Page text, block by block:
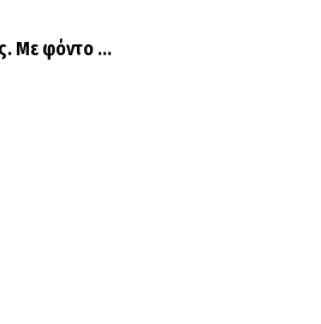
Με φόντο ...